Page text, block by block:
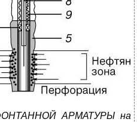
АРМАТУРЫ на